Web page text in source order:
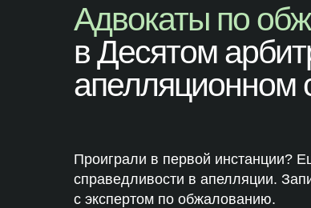
Проиграли в первой инстанции?
справедливости в апелляции.
с экспертом по обжалованию.
Адвокаты по
вДесятом
апелляционном